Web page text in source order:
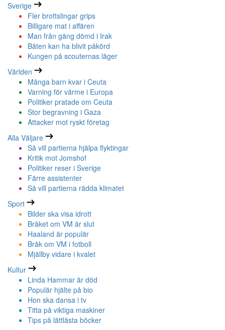
Sverige
Fler brottslingar grips
Billigare mat i affären
Man från gäng dömd i Irak
Båten kan ha blivit påkörd
Kungen på scouternas läger
Världen
Många barn kvar i Ceuta
Varning för värme i Europa
Politiker pratade om Ceuta
Stor begravning i Gaza
Attacker mot ryskt företag
Alla Väljare
Så vill partierna hjälpa flyktingar
Kritik mot Jomshof
Politiker reser i Sverige
Färre assistenter
Så vill partierna rädda klimatet
Sport
Bilder ska visa idrott
Bråket om VM är slut
Haaland är populär
Bråk om VM i fotboll
Mjällby vidare i kvalet
Kultur
Linda Hammar är död
Populär hjälte på bio
Hon ska dansa i tv
Titta på viktiga maskiner
Tips på lättlästa böcker